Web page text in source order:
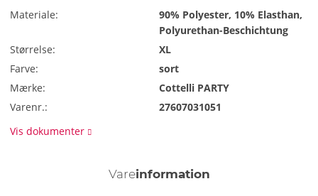
Materiale:
90% Polyester, 10% Elasthan,
Polyurethan-Beschichtung
Størrelse:
XL
Farve:
sort
Mærke:
Cottelli PARTY
Varenr.:
27607031051
Vis dokumenter
Vareinformation